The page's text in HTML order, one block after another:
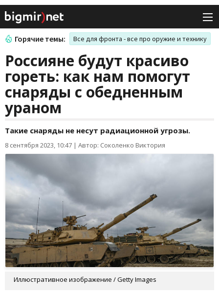
Горячие темы: Все для фронта - все про оружие и технику
Россияне будут красиво
гореть: как нам помогут
снаряды с обедненным
ураном
Такие снаряды не несут радиационной угрозы.
8 сентября 2023, 10:47 | Автор: Соколенко Виктория
Иллюстративное изображение / Getty Images